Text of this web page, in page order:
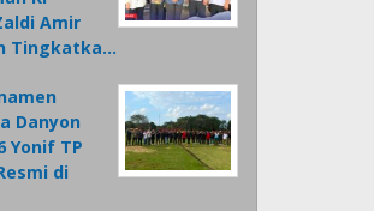
Amir
Tingkatka…
Danyon
Yonif TP
di